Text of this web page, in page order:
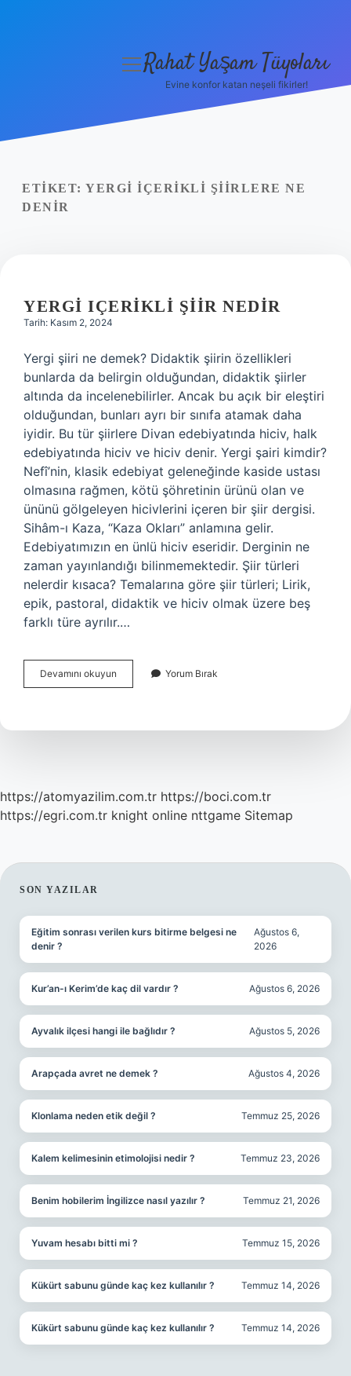
Yasal Uyarı
menüyü
Rahat Yaşam Tüyoları
Evine konfor katan neşeli fikirler!
ETIKET: YERGI IÇERIKLI ŞIIRLERE NE
DENIR
YERGI IÇERIKLI ŞIIR NEDIR
Tarih: Kasım 2, 2024
Yergi şiiri ne demek? Didaktik şiirin özellikleri
bunlarda da belirgin olduğundan, didaktik şiirler
altında da incelenebilirler. Ancak bu açık bir eleştiri
olduğundan, bunları ayrı bir sınıfa atamak daha
iyidir. Bu tür şiirlere Divan edebiyatında hiciv, halk
edebiyatında hiciv ve hiciv denir. Yergi şairi kimdir?
Nefî’nin, klasik edebiyat geleneğinde kaside ustası
olmasına rağmen, kötü şöhretinin ürünü olan ve
ününü gölgeleyen hicivlerini içeren bir şiir dergisi.
Sihâm-ı Kaza, “Kaza Okları” anlamına gelir.
Edebiyatımızın en ünlü hiciv eseridir. Derginin ne
zaman yayınlandığı bilinmemektedir. Şiir türleri
nelerdir kısaca? Temalarına göre şiir türleri; Lirik,
epik, pastoral, didaktik ve hiciv olmak üzere beş
farklı türe ayrılır.…
Devamını okuyun
Içerikli
Yorum Bırak
https://atomyazilim.com.tr https://boci.com.tr
https://egri.com.tr knight online nttgame Sitemap
SIDEBAR
SON YAZILAR
Eğitim sonrası verilen kurs bitirme belgesi ne
denir ?
Ağustos 6,
2026
Kur’an-ı Kerim’de kaç dil vardır ? Ağustos 6, 2026
Ayvalık ilçesi hangi ile bağlıdır ? Ağustos 5, 2026
Arapçada avret ne demek ? Ağustos 4, 2026
Klonlama neden etik değil ? Temmuz 25, 2026
Kalem kelimesinin etimolojisi nedir ? Temmuz 23, 2026
Benim hobilerim İngilizce nasıl yazılır ? Temmuz 21, 2026
Yuvam hesabı bitti mi ? Temmuz 15, 2026
Kükürt sabunu günde kaç kez kullanılır ? Temmuz 14, 2026
Kükürt sabunu günde kaç kez kullanılır ? Temmuz 14, 2026